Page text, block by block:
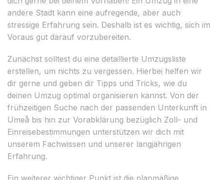
andere Stadt kann eine aufregende, aber auch
stressige Erfahrung sein. Deshalb ist es wichtig, sich im
Voraus gut darauf vorzubereiten.
Zunächst solltest du eine detaillierte Umzugsliste
erstellen, um nichts zu vergessen. Hierbei helfen wir
dir gerne und geben dir Tipps und Tricks, wie du
deinen Umzug optimal organisieren kannst. Von der
frühzeitigen Suche nach der passenden Unterkunft in
Umeå bis hin zur Vorabklärung bezüglich Zoll- und
Einreisebestimmungen unterstützen wir dich mit
unserem Fachwissen und unserer langjährigen
Erfahrung.
Ein weiterer wichtiger Punkt ist die planmäßige